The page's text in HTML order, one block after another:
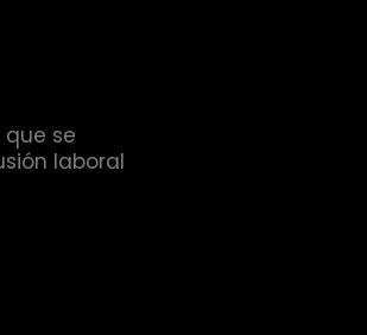
se
laboral